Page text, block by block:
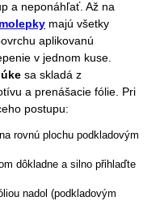
a neponáhľať. Až na
majú všetky
aplikovanú
v jednom kuse.
sa skladá z
a prenášacie fólie. Pri
postupu:
rovnú plochu podkladovým
dôkladne a silno přihlaďte
nadol (podkladovým